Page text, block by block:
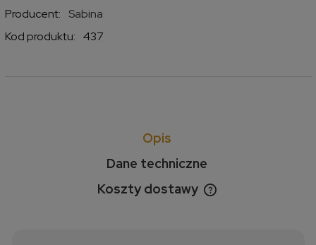
Producent:
Sabina
Kod produktu: 437
Opis
Dane techniczne
Koszty dostawy
Cena nie zawiera ewentualnych kosztów płatności